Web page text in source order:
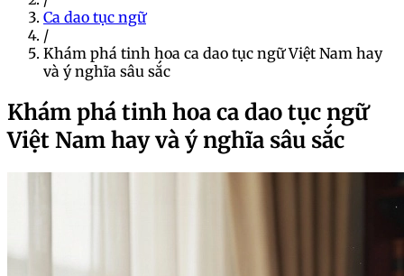
Ca dao tục ngữ
/
Khám phá tinh hoa ca dao tục ngữ Việt Nam hay
và ý nghĩa sâu sắc
Khám phá tinh hoa ca dao tục ngữ
Việt Nam hay và ý nghĩa sâu sắc